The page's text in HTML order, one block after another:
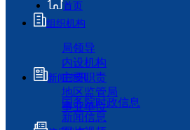
首页
组织机构
局领导
内设机构
主要职责
地区监管局
事业单位
新闻资讯
国务院时政信息
新闻信息